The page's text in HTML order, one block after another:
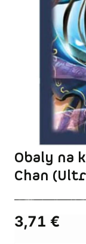
Obaly na
Chan
3,71 €